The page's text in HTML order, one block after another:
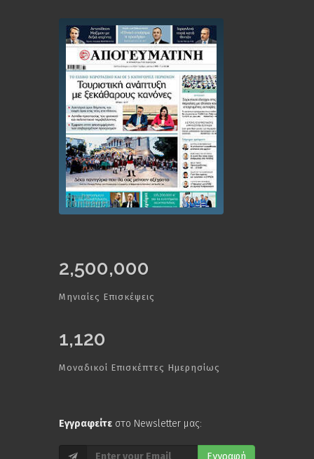
2,500,000
Μηνιαίες Επισκέψεις
1,120
Μοναδικοί Επισκέπτες Ημερησίως
Εγγραφείτε στο Newsletter μας:
Εγγραφή